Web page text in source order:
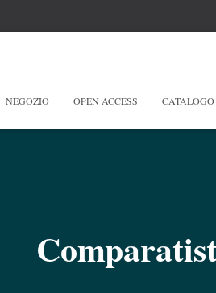
NEGOZIO OPEN ACCESS CATALOGO